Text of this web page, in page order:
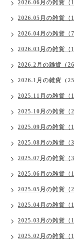
2026.06月の雑貨（
2026.05月の雑貨（
2026.04月の雑貨（7
2026.03月の雑貨（
2026.2月の雑貨（26
2026.1月の雑貨（25
2025.11月の雑貨（
2025.10月の雑貨（
2025.09月の雑貨（
2025.08月の雑貨（3
2025.07月の雑貨（3
2025.06月の雑貨（
2025.05月の雑貨（
2025.04月の雑貨（
2025.03月の雑貨（
2025.02月の雑貨（